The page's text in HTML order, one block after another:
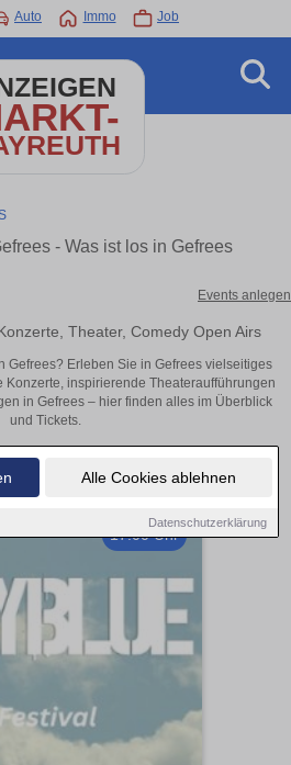
Alle Cookies ablehnen
Datenschutzerklärung
Auto Immo Job
- Was ist los in Gefrees
Events anlegen
Theater, Comedy Open Airs
Gefrees? Erleben Sie in Gefrees vielseitiges
Konzerte, inspirierende Theateraufführungen
in Gefrees – hier finden alles im Überblick
und Tickets.
17:00 Uhr